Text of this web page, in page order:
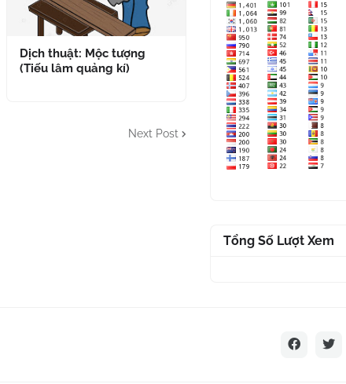
Dịch thuật: Mộc tượng
(Tiếu lâm quảng kí)
Next Post
Tổng Số Lượt Xem